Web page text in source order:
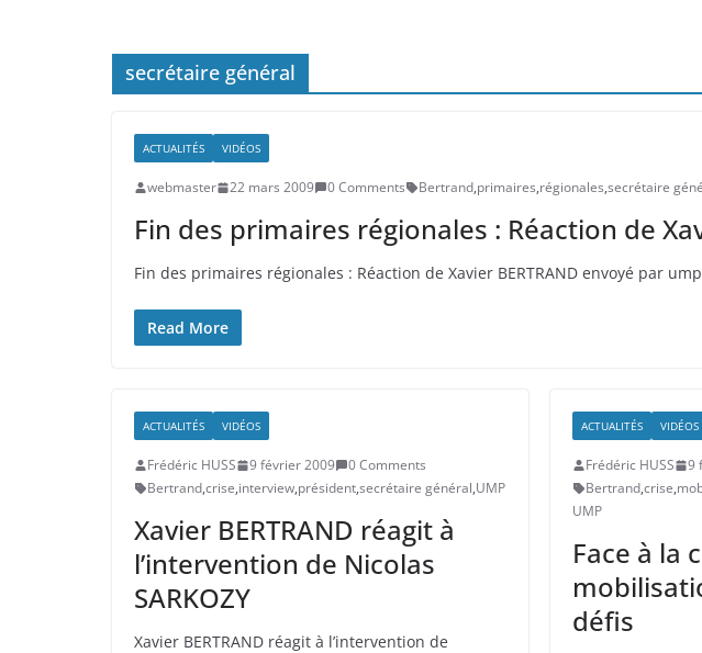
secrétaire général
ACTUALITÉS VIDÉOS
webmaster 22 mars 2009 0 Comments Bertrand,primaires,régionales,secrétaire
Fin des primaires régionales : Réaction de
Fin des primaires régionales : Réaction de Xavier BERTRAND envoyé par ump
Read More
ACTUALITÉS VIDÉOS
Frédéric HUSS 9 février 2009
0 Comments
Bertrand,crise,interview,président,secrétaire général,UMP
Xavier BERTRAND réagit à
l’intervention de Nicolas
SARKOZY
Xavier BERTRAND réagit à l’intervention de
ACTUALITÉS VIDÉOS
Frédéric HUSS 9
Bertrand,crise,
UMP
Face à la
défis